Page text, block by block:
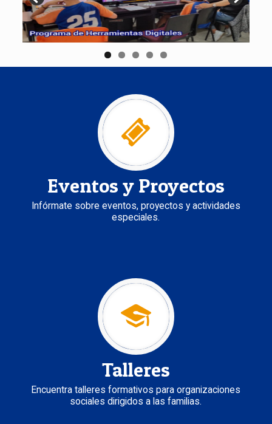
Eventos y Proyectos
Infórmate sobre eventos, proyectos y actividades
especiales.
Talleres
Encuentra talleres formativos para organizaciones
sociales dirigidos a las familias.